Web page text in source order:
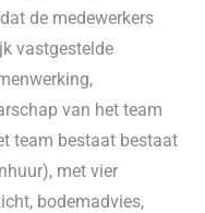
de medewerkers
vastgestelde
van het team
team bestaat bestaat
met vier
bodemadvies,